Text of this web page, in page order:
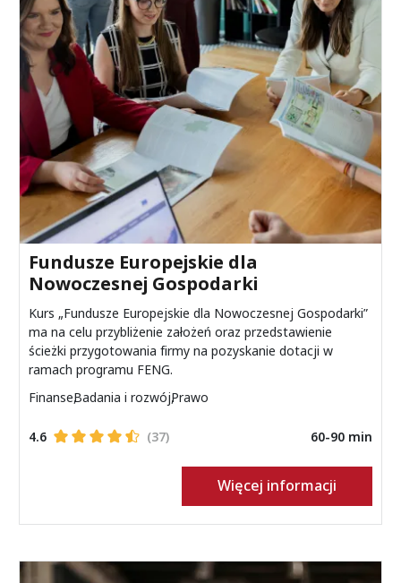
Przejdź do pełnego wpisu
Fundusze Europejskie dla
Nowoczesnej Gospodarki
Kurs „Fundusze Europejskie dla Nowoczesnej Gospodarki”
ma na celu przybliżenie założeń oraz przedstawienie
ścieżki przygotowania firmy na pozyskanie dotacji w
ramach programu FENG.
60-90 min
4.6 (37)
FinanseBadania i rozwójPrawo
Więcej informacji